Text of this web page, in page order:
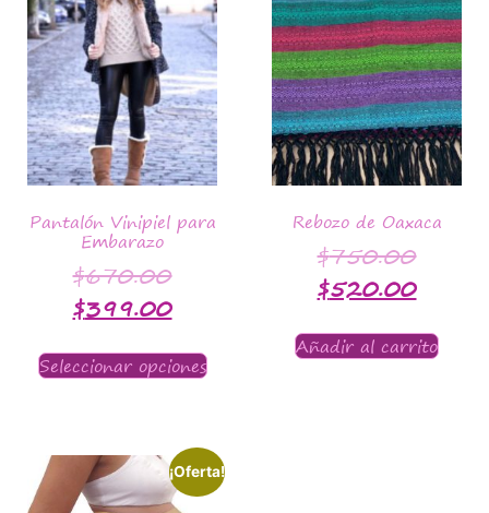
Pantalón Vinipiel para
Embarazo
$670.00
$399.00
Seleccionar opciones
Rebozo de Oaxaca
$750.00
$520.00
Añadir al carrito
¡Oferta!